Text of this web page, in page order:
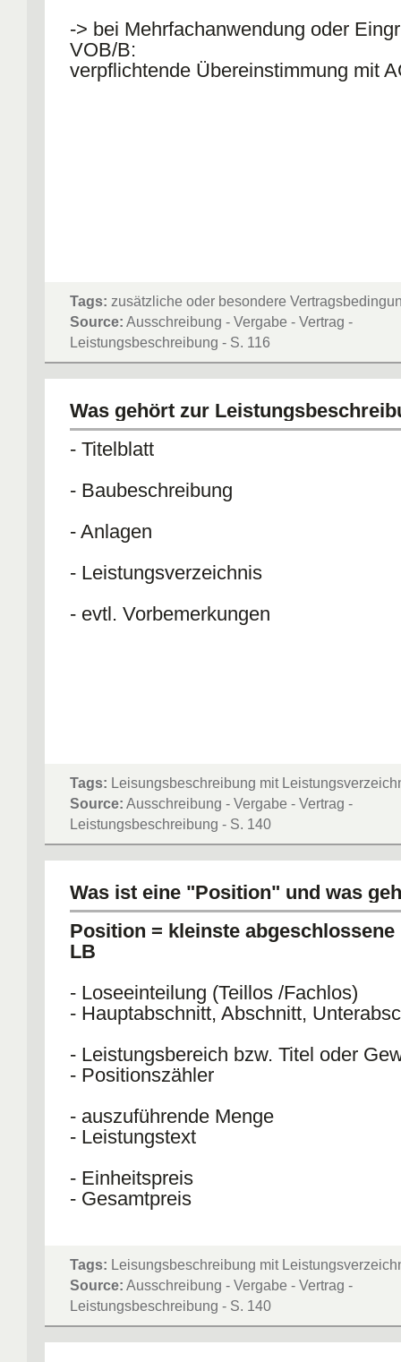
-> bei Mehrfachanwendung oder
VOB/B:
verpflichtende Übereinstimmung mit
Tags: zusätzliche oder besondere
Source: Ausschreibung - Vergabe - Vertrag -
Leistungsbeschreibung - S. 116
Was gehört zur
- Titelblatt
- Baubeschreibung
- Anlagen
- Leistungsverzeichnis
- evtl. Vorbemerkungen
Tags: Leisungsbeschreibung mit
Source: Ausschreibung - Vergabe - Vertrag -
Leistungsbeschreibung - S. 140
Was ist eine "Position" und was
Position = kleinste
LB
- Loseeinteilung (Teillos /Fachlos)
- Hauptabschnitt, Abschnitt,
- Leistungsbereich bzw. Titel oder
- Positionszähler
- auszuführende Menge
- Leistungstext
- Einheitspreis
- Gesamtpreis
Tags: Leisungsbeschreibung mit
Source: Ausschreibung - Vergabe - Vertrag -
Leistungsbeschreibung - S. 140